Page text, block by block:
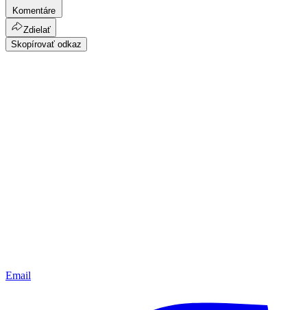
Komentáre
Zdielať
Skopírovať odkaz
Email